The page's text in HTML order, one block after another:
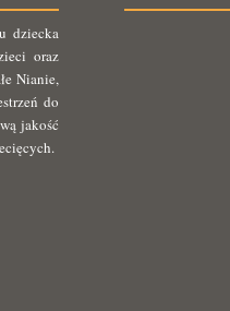
dziecka
oraz
Nianie,
do
jakość